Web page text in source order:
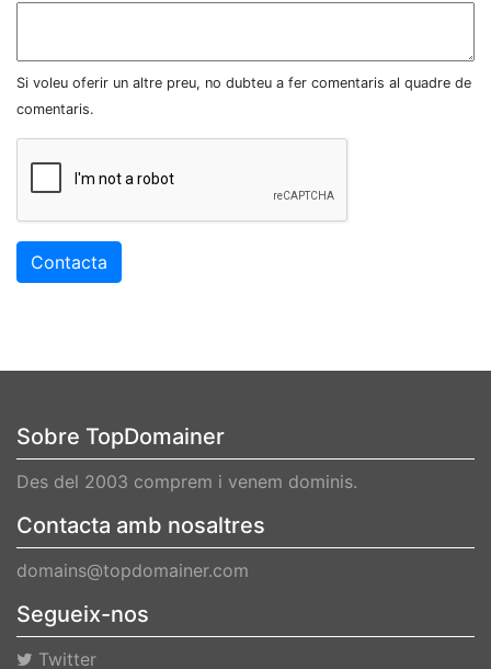
Si voleu oferir un altre preu, no dubteu a fer comentaris al quadre de
comentaris.
Contacta
Sobre TopDomainer
Des del 2003 comprem i venem dominis.
Contacta amb nosaltres
domains@topdomainer.com
Segueix-nos
Twitter